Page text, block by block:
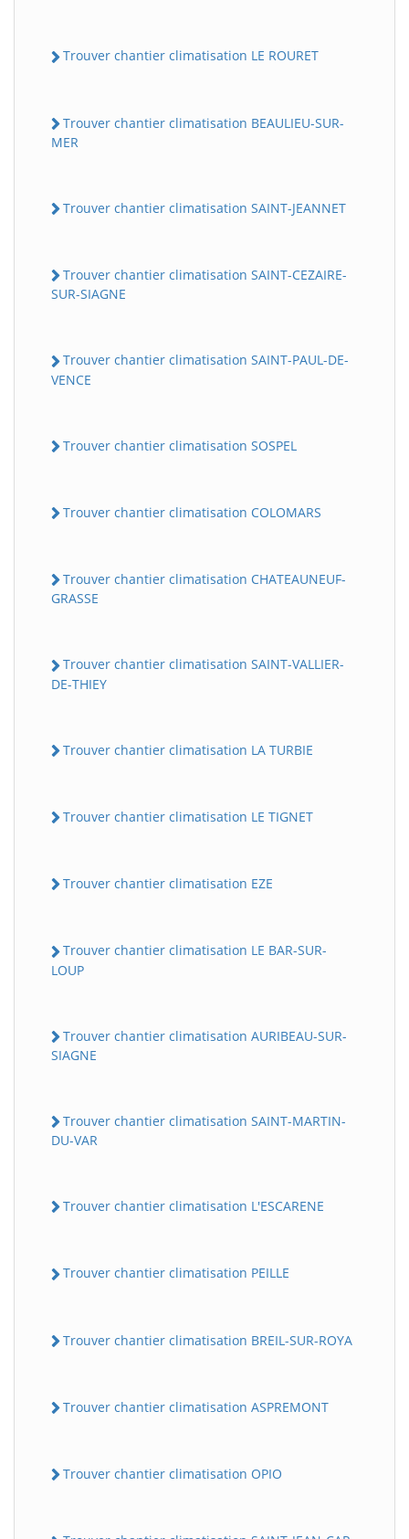
Trouver chantier climatisation LE ROURET
Trouver chantier climatisation BEAULIEU-SUR-
MER
Trouver chantier climatisation SAINT-JEANNET
Trouver chantier climatisation SAINT-CEZAIRE-
SUR-SIAGNE
Trouver chantier climatisation SAINT-PAUL-DE-
VENCE
Trouver chantier climatisation SOSPEL
Trouver chantier climatisation COLOMARS
Trouver chantier climatisation CHATEAUNEUF-
GRASSE
Trouver chantier climatisation SAINT-VALLIER-
DE-THIEY
Trouver chantier climatisation LA TURBIE
Trouver chantier climatisation LE TIGNET
Trouver chantier climatisation EZE
Trouver chantier climatisation LE BAR-SUR-
LOUP
Trouver chantier climatisation AURIBEAU-SUR-
SIAGNE
Trouver chantier climatisation SAINT-MARTIN-
DU-VAR
Trouver chantier climatisation L'ESCARENE
Trouver chantier climatisation PEILLE
Trouver chantier climatisation BREIL-SUR-ROYA
Trouver chantier climatisation ASPREMONT
Trouver chantier climatisation OPIO